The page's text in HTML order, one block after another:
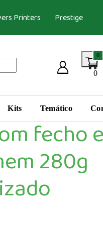
Printers Prestige
0
0
Kits Temático
fecho
280g